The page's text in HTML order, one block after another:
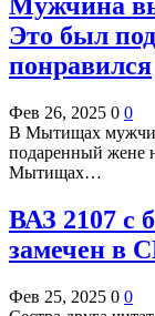
Это был
понравился
Фев 26, 2025 0 0
В Мытищах
подаренный жене
Мытищах…
ВАЗ 2107 с
замечен в
Фев 25, 2025 0 0